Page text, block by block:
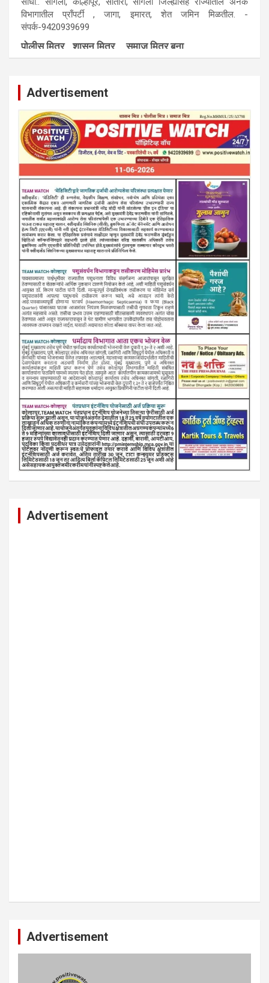
साधा.. सांगली, काेल्हापूर, सातारा, सांगली जिल्ह्यासह राज्यातील अनेक
विभागातील प्राँपर्टी , जागा, इमारत, शेत जमिन मिळतील. -
कायदेशीर सल्ला या मार्गदर्शन पाहिजे. संपर्क साधा-
परिस्थितीनुसार तुम्ही जर आर्थिक, शैक्षणिक, सामाजिक समस्या, गुन्हेगारी,
शारीरीक त्रास, फसवणूक सारख्या प्रकरणात अडकला असाल, काेर्टाची
पायरी चढला असाल तर चिंता नकाे.. आम्ही मदत करू. मार्गदर्शन करू,
कायदेशीर सल्ला देऊ. - आजच संपर्क साधा- भारत साेनुले-8888207374
या AD सतिश कुंभार -9860944728
मराठी.. इंग्रजी पेपरला जाहिरात द्यायची संपर्क साधा..
मराठी इंग्रजी दैनिकासाठी जिल्हा, राज्य आवृत्तीसाठी जाहिराती स्विकारल्या
जातील. नवशक्ती, फ्री प्रेस जर्नल साठी तुम्हीही तुमच्या नाेटीस द्या. बँक,
13/213/4 सेल्स , डिमांड नाेटीस इतरांच्यापेक्षा वाजवी दरात आम्ही आपली
जाहिरात पब्लिश करू. माेबा. 9420939699
Advertisement
Advertisement
Advertisement